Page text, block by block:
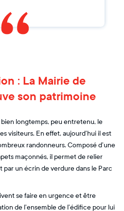
: La Mairie de
son patrimoine
longtemps, peu entretenu, le
visiteurs. En effet, aujourd’hui il est
randonneurs. Composé d’une
maçonnés, il permet de relier
par un écrin de verdure dans le Parc
se faire en urgence et être
de l’ensemble de l’édifice pour lui